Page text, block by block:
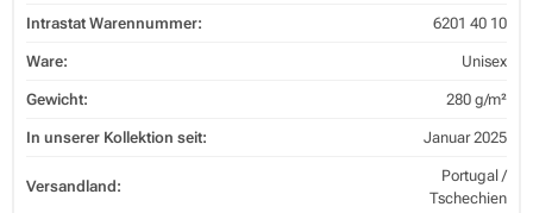
Intrastat Warennummer: 6201 40 10
Ware: Unisex
Gewicht: 280 g/m²
In unserer Kollektion seit: Januar 2025
Versandland:
Portugal /
Tschechien